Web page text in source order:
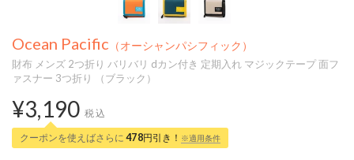
Ocean Pacific （オーシャンパシフィック）
財布 メンズ 2つ折り バリバリ dカン付き 定期入れ マジックテープ 面フ
ァスナー 3つ折り （ブラック）
¥3,190 税込
クーポンを使えばさらに 478円引き！ ※適用条件